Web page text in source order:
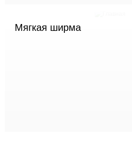
Мягкая ширма